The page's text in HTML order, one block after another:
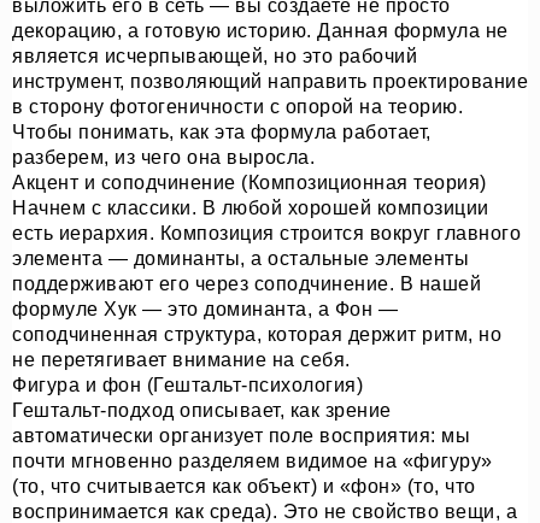
выложить его в сеть — вы создаете не просто
декорацию, а готовую историю. Данная формула не
является исчерпывающей, но это рабочий
инструмент, позволяющий направить проектирование
в сторону фотогеничности с опорой на теорию.
Чтобы понимать, как эта формула работает,
разберем, из чего она выросла.
Акцент и соподчинение (Композиционная теория)
Начнем с классики. В любой хорошей композиции
есть иерархия. Композиция строится вокруг главного
элемента — доминанты, а остальные элементы
поддерживают его через соподчинение. В нашей
формуле Хук — это доминанта, а Фон —
соподчиненная структура, которая держит ритм, но
не перетягивает внимание на себя.
Фигура и фон (Гештальт-психология)
Гештальт-подход описывает, как зрение
автоматически организует поле восприятия: мы
почти мгновенно разделяем видимое на «фигуру»
(то, что считывается как объект) и «фон» (то, что
воспринимается как среда). Это не свойство вещи, а